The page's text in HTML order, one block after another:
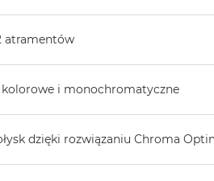
atramentów
i monochromatyczne
dzięki rozwiązaniu Chroma